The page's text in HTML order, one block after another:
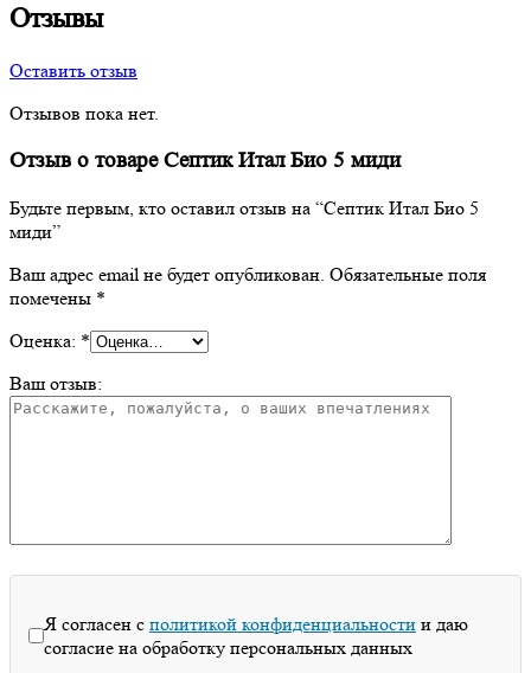
Отзывы
Оставить отзыв
Отзывов пока нет.
Отзыв о товаре Септик Итал Био 5 миди
Будьте первым, кто оставил отзыв на “Септик Итал Био 5
миди”
Ваш адрес email не будет опубликован. Обязательные поля
помечены *
Оценка: *
Ваш отзыв:
Я согласен с политикой конфиденциальности и даю
согласие на обработку персональных данных